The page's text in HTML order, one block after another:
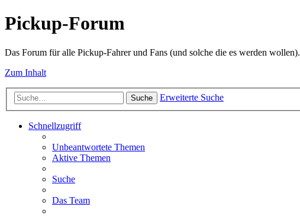
Pickup-Forum
Das Forum für alle Pickup-Fahrer und Fans (und solche die es werden wollen).
Zum Inhalt
Suche Erweiterte Suche
Schnellzugriff
Unbeantwortete Themen
Aktive Themen
Suche
Das Team